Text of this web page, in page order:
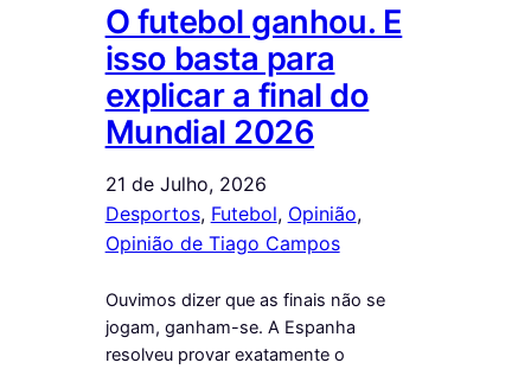
O futebol ganhou. E
isso basta para
explicar a final do
Mundial 2026
21 de Julho, 2026
Desportos, Futebol, Opinião ,
Opinião de Tiago Campos
Ouvimos dizer que as finais não se
jogam, ganham-se. A Espanha
resolveu provar exatamente o